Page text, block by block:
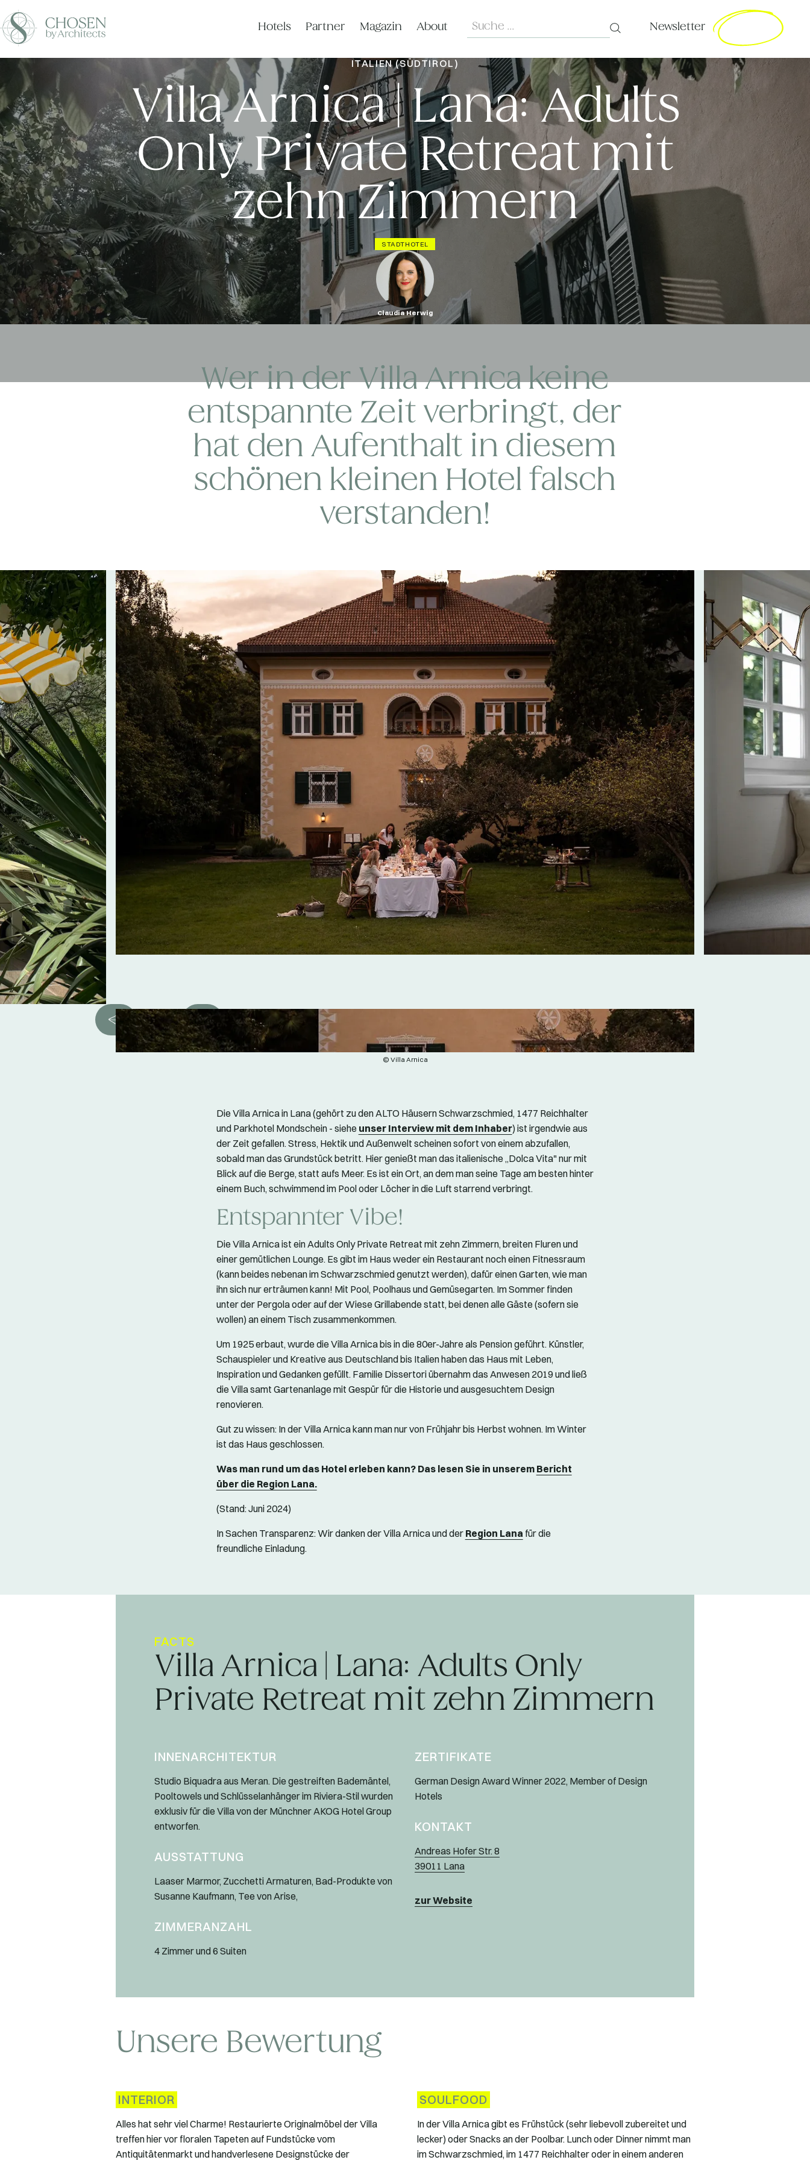
Hotels Partner Magazin About
Search
Search
Newsletter
ITALIEN (SÜDTIROL)
Villa Arnica | Lana: Adults
Only Private Retreat mit
zehn Zimmern
STADTHOTEL
Claudia Herwig
Wer in der Villa Arnica keine
entspannte Zeit verbringt, der
hat den Aufenthalt in diesem
schönen kleinen Hotel falsch
verstanden!
© Villa Arnica
Die Villa Arnica in Lana (gehört zu den ALTO Häusern Schwarzschmied, 1477 Reichhalter
und Parkhotel Mondschein - siehe unser Interview mit dem Inhaber) ist irgendwie aus
der Zeit gefallen. Stress, Hektik und Außenwelt scheinen sofort von einem abzufallen,
sobald man das Grundstück betritt. Hier genießt man das italienische „Dolca Vita" nur mit
Blick auf die Berge, statt aufs Meer. Es ist ein Ort, an dem man seine Tage am besten hinter
einem Buch, schwimmend im Pool oder Löcher in die Luft starrend verbringt.
Entspannter Vibe!
Die Villa Arnica ist ein Adults Only Private Retreat mit zehn Zimmern, breiten Fluren und
einer gemütlichen Lounge. Es gibt im Haus weder ein Restaurant noch einen Fitnessraum
(kann beides nebenan im Schwarzschmied genutzt werden), dafür einen Garten, wie man
ihn sich nur erträumen kann! Mit Pool, Poolhaus und Gemüsegarten. Im Sommer finden
unter der Pergola oder auf der Wiese Grillabende statt, bei denen alle Gäste (sofern sie
wollen) an einem Tisch zusammenkommen.
Um 1925 erbaut, wurde die Villa Arnica bis in die 80er-Jahre als Pension geführt. Künstler,
Schauspieler und Kreative aus Deutschland bis Italien haben das Haus mit Leben,
Inspiration und Gedanken gefüllt. Familie Dissertori übernahm das Anwesen 2019 und ließ
die Villa samt Gartenanlage mit Gespür für die Historie und ausgesuchtem Design
renovieren.
Gut zu wissen: In der Villa Arnica kann man nur von Frühjahr bis Herbst wohnen. Im Winter
ist das Haus geschlossen.
Was man rund um das Hotel erleben kann? Das lesen Sie in unserem Bericht
über die Region Lana.
(Stand: Juni 2024)
In Sachen Transparenz: Wir danken der Villa Arnica und der Region Lanafür die
freundliche Einladung.
FACTS
Villa Arnica | Lana: Adults Only
Private Retreat mit zehn Zimmern
INNENARCHITEKTUR
Studio Biquadra aus Meran. Die gestreiften Bademäntel,
Pooltowels und Schlüsselanhänger im Riviera-Stil wurden
exklusiv für die Villa von der Münchner AKOG Hotel Group
entworfen.
AUSSTATTUNG
Laaser Marmor, Zucchetti Armaturen, Bad-Produkte von
Susanne Kaufmann, Tee von Arise,
ZIMMERANZAHL
4 Zimmer und 6 Suiten
ZERTIFIKATE
German Design Award Winner 2022, Member of Design
Hotels
KONTAKT
Andreas Hofer Str. 8
39011 Lana
zur Website
Unsere Bewertung
INTERIOR
Alles hat sehr viel Charme! Restaurierte Originalmöbel der Villa
treffen hier vor floralen Tapeten auf Fundstücke vom
Antiquitätenmarkt und handverlesene Designstücke der
SOULFOOD
In der Villa Arnica gibt es Frühstück (sehr liebevoll zubereitet und
lecker) oder Snacks an der Poolbar. Lunch oder Dinner nimmt man
im Schwarzschmied, im 1477 Reichhalter oder in einem anderen